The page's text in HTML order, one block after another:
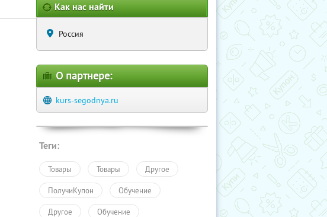
Как нас найти
Россия
О партнере:
kurs-segodnya.ru
Теги:
Товары Товары Другое
ПолучиКупон Обучение
Другое Обучение